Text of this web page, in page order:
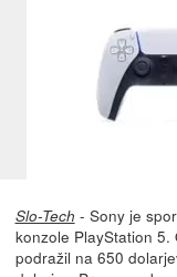
Slo-Tech - Sony je
konzole PlayStation
podražil na 650